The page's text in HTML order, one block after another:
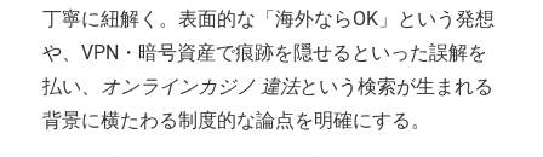
丁寧に紐解く。表面的な「海外ならOK」という発想
や、VPN・暗号資産で痕跡を隠せるといった誤解を
払い、 オンラインカジノ 違法という検索が生まれる
背景に横たわる制度的な論点を明確にする。